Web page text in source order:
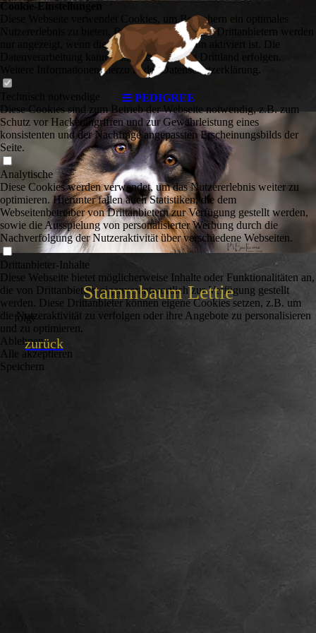
PEDIGREE
Stammbaum Lettie
folgt
zurück
Cookie-Einstellungen
Diese Webseite verwendet Cookies, um Besuchern ein optimales
Nutzererlebnis zu bieten. Bestimmte Inhalte von Drittanbietern werden
nur angezeigt, wenn die entsprechende Option aktiviert ist. Die
Datenverarbeitung kann dann auch in einem Drittland erfolgen.
Weitere Informationen hierzu in der Datenschutzerklärung.
Diese Cookies sind zum Betrieb der Webseite notwendig, z.B. zum
Schutz vor Hackerangriffen und zur Gewährleistung eines
konsistenten und der Nachfrage angepassten Erscheinungsbilds der
Seite.
Analytische
Diese Cookies werden verwendet, um das Nutzererlebnis weiter zu
optimieren. Hierunter fallen auch Statistiken, die dem
Webseitenbetreiber von Drittanbietern zur Verfügung gestellt werden,
sowie die Ausspielung von personalisierter Werbung durch die
Nachverfolgung der Nutzeraktivität über verschiedene Webseiten.
Drittanbieter-Inhalte
Diese Webseite bietet möglicherweise Inhalte oder Funktionalitäten an,
die von Drittanbietern eigenverantwortlich zur Verfügung gestellt
werden. Diese Drittanbieter können eigene Cookies setzen, z.B. um
die Nutzeraktivität zu verfolgen oder ihre Angebote zu personalisieren
und zu optimieren.
Ablehnen
Alle akzeptieren
Speichern